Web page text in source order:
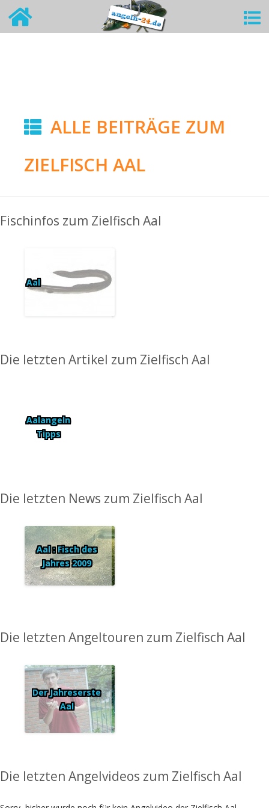
ALLE BEITRÄGE ZUM
ZIELFISCH AAL
Fischinfos zum Zielfisch Aal
Aal
Die letzten Artikel zum Zielfisch Aal
Aalangeln
Tipps
Die letzten News zum Zielfisch Aal
Aal : Fisch des
Jahres 2009
Die letzten Angeltouren zum Zielfisch Aal
Der Jahreserste
Aal
Die letzten Angelvideos zum Zielfisch Aal